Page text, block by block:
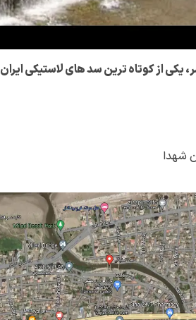
یکی از کوتاه ترین سد های لاستیکی ایران
شهدا